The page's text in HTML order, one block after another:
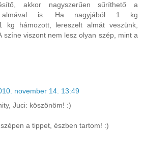
akkor nagyszerűen sűríthető a
almával is. Ha nagyjából 1 kg
kg hámozott, lereszelt almát veszünk,
színe viszont nem lesz olyan szép, mint a
november 14. 13:49
Juci: köszönöm! :)
a tippet, észben tartom! :)